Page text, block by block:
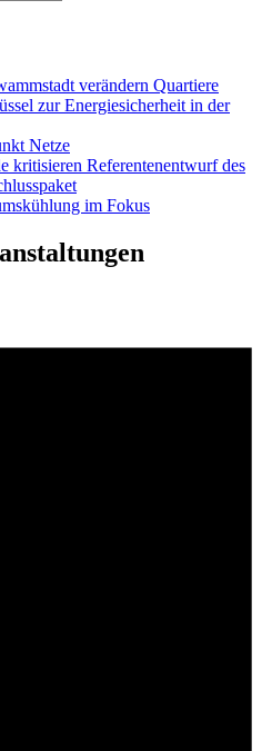
verändern Quartiere
zur Energiesicherheit in der
Netze
kritisieren Referentenentwurf des
im Fokus